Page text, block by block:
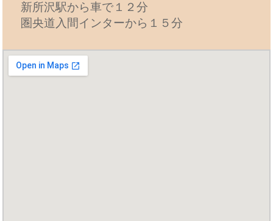
新所沢駅から車で１２分
圏央道入間インターから１５分